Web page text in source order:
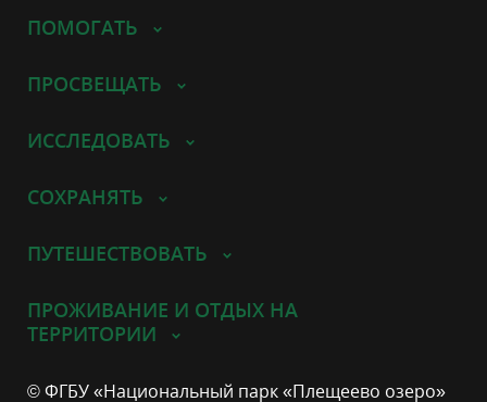
ПОМОГАТЬ
ПРОСВЕЩАТЬ
ИССЛЕДОВАТЬ
СОХРАНЯТЬ
ПУТЕШЕСТВОВАТЬ
ПРОЖИВАНИЕ И ОТДЫХ НА
ТЕРРИТОРИИ
© ФГБУ «Национальный парк «Плещеево озеро»